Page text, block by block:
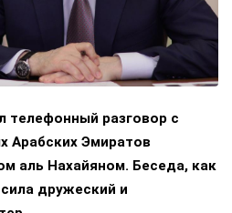
телефонный разговор с
Арабских Эмиратов
аль Нахайяном. Беседа, как
дружеский и